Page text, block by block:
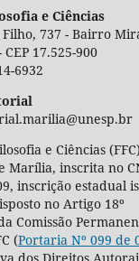
e Ciências
737 - Bairro
17.525-900
6932
e Ciências
Marília, inscrita no
inscrição estadual
no Artigo 18º
Comissão
(Portaria Nº 099 de